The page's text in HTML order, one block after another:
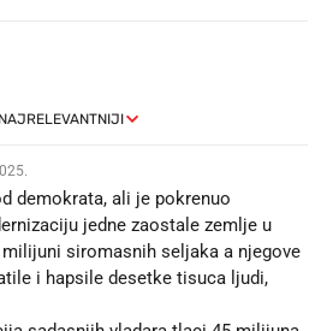
demokrata, ali je pokrenuo
jedne zaostale zemlje u
siromasnih seljaka a njegove
i hapsile desetke tisuca ljudi,
sadasnjih vladara tlaci 45 milijuna